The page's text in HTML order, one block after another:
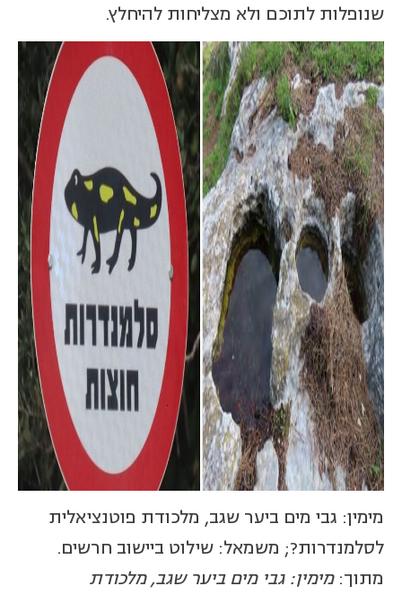
שנופלות לתוכם ולא מצליחות להיחלץ.
מימין: גבי מים ביער שגב, מלכודת פוטנציאלית
לסלמנדרות?; משמאל: שילוט ביישוב חרשים.
מתוך:מימין: גבי מים ביער שגב, מלכודת